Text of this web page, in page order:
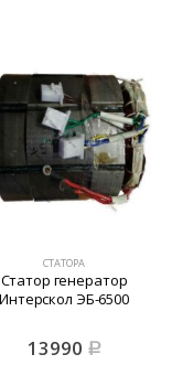
СТАТОРА
Статор генератор
Интерскол ЭБ-6500
13990 Р